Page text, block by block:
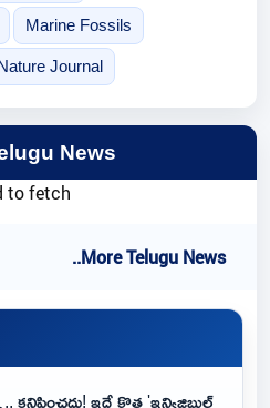
Marine Fossils
Journal
News
to fetch
..More Telugu News
కనిపించదు! ఇదే కొత్త 'ఇన్విజిబుల్